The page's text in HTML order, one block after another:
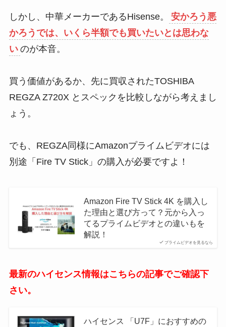
しかし、中華メーカーであるHisense。
安かろう悪
かろうでは、いくら半額でも買いたいとは思わな
い のが本音。
買う価値があるか、先に買収されたTOSHIBA
REGZA Z720X とスペックを比較しながら考えまし
ょう。
でも、REGZA同様にAmazonプライムビデオには
別途「Fire TV Stick」の購入が必要ですよ！
プライムビデオを見るなら
Amazon Fire TV Stick 4K を購入し
た理由と選び方って？元から入っ
てるプライムビデオとの違いもを
解説！
最新のハイセンス情報はこちらの記事でご確認下
さい。
ハイセンス 「U7F」におすすめの